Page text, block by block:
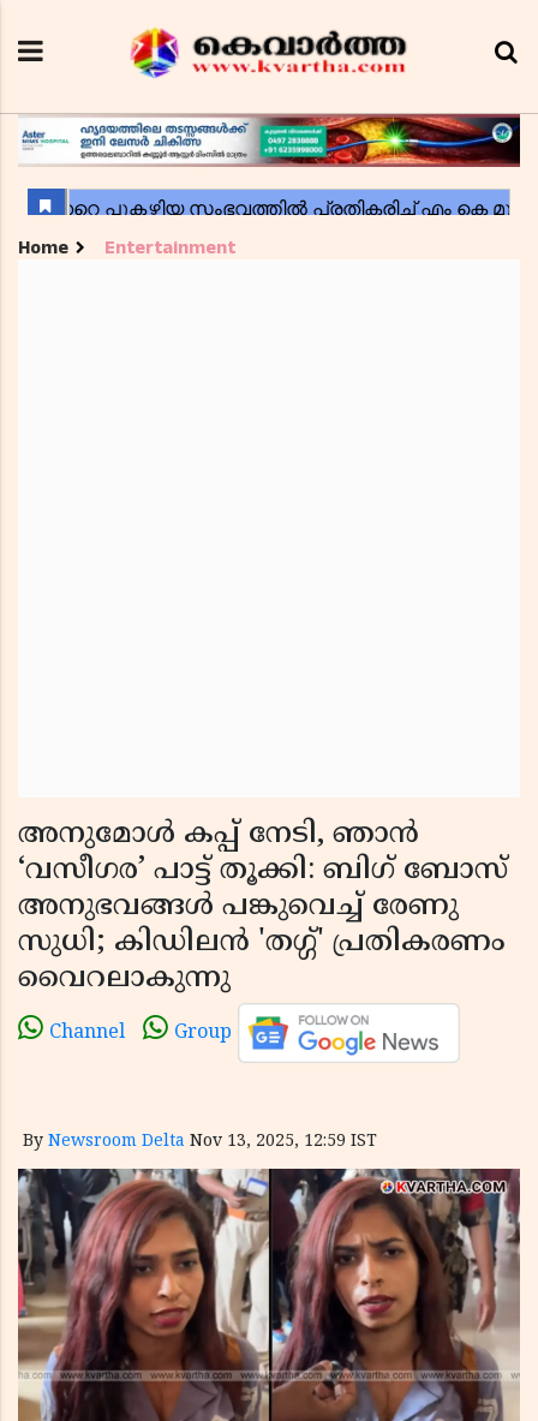
Home Entertainment
അനുമോൾ കപ്പ് നേടി, ഞാൻ
‘വസീഗര’ പാട്ട് തൂക്കി: ബിഗ് ബോസ്
അനുഭവങ്ങൾ പങ്കുവെച്ച് രേണു
സുധി; കിഡിലൻ 'തഗ്ഗ്' പ്രതികരണം
വൈറലാകുന്നു
Channel Group
By Newsroom Delta Nov 13, 2025, 12:59 IST